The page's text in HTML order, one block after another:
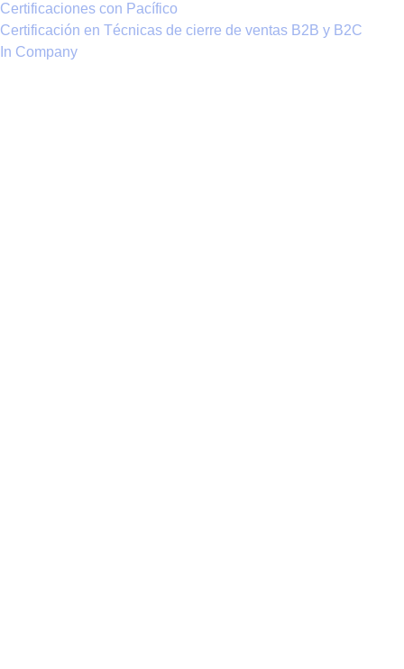
Certificaciones con Pacífico
Certificación en Técnicas de cierre de ventas B2B y B2C
In Company